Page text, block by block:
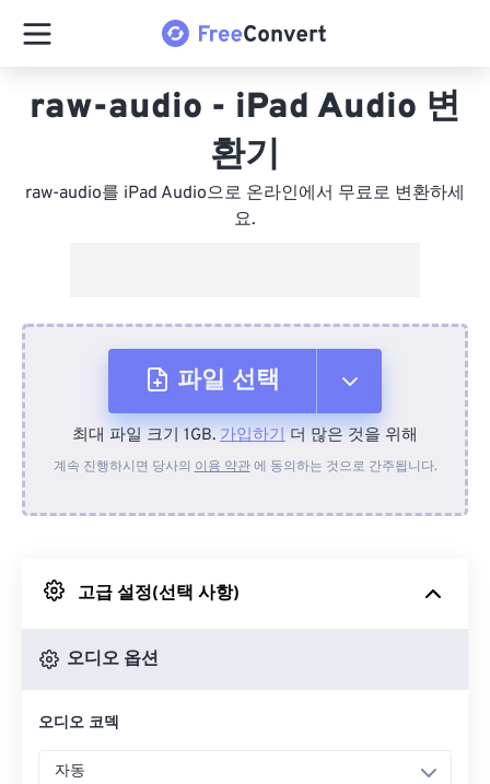
raw-audio - iPad Audio 변
환기
raw-audio를 iPad Audio으로 온라인에서 무료로 변환하세
요.
파일 선택
장치에서
Google 드라이브에서
최대 파일 크기 1GB. 가입하기 더 많은 것을 위해
계속 진행하시면 당사의 이용 약관에 동의하는 것으로 간주됩니다.
고급 설정(선택 사항)
오디오 옵션
오디오 코덱
자동